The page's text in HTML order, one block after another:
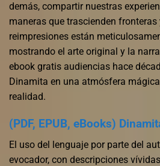
demás, compartir nuestras
maneras que trascienden
reimpresiones están
mostrando el arte original y la
ebook gratis audiencias hace
Dinamita en una atmósfera
realidad.
(PDF, EPUB, eBooks)
El uso del lenguaje por parte del
evocador, con descripciones